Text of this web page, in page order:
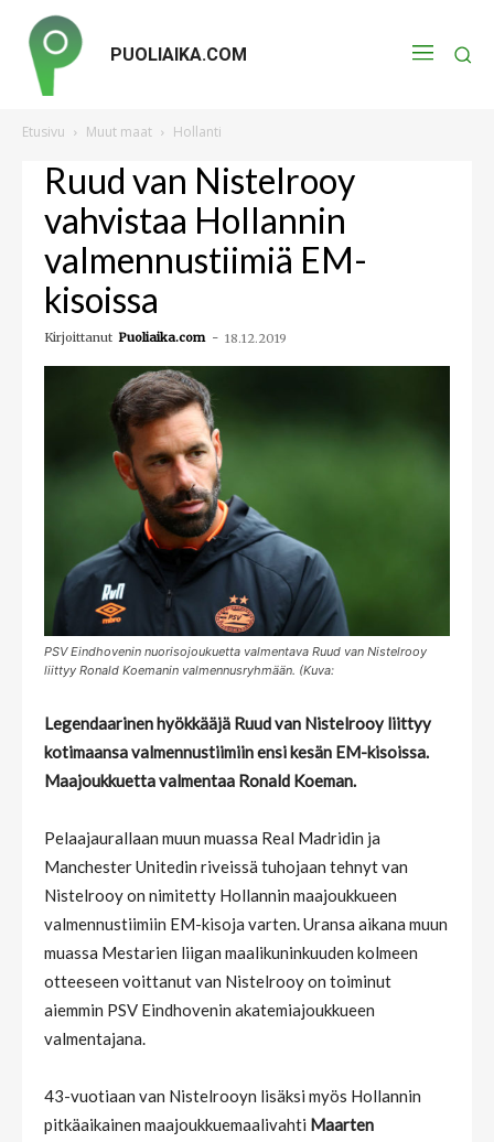
PUOLIAIKA.COM
Etusivu Muut maat Hollanti
Ruud van Nistelrooy
vahvistaa Hollannin
valmennustiimiä EM-
kisoissa
Kirjoittanut Puoliaika.com - 18.12.2019
PSV Eindhovenin nuorisojoukuetta valmentava Ruud van Nistelrooy
liittyy Ronald Koemanin valmennusryhmään. (Kuva:
Legendaarinen hyökkääjä Ruud van Nistelrooy liittyy
kotimaansa valmennustiimiin ensi kesän EM-kisoissa.
Maajoukkuetta valmentaa Ronald Koeman.
Pelaajaurallaan muun muassa Real Madridin ja
Manchester Unitedin riveissä tuhojaan tehnyt van
Nistelrooy on nimitetty Hollannin maajoukkueen
valmennustiimiin EM-kisoja varten. Uransa aikana muun
muassa Mestarien liigan maalikuninkuuden kolmeen
otteeseen voittanut van Nistelrooy on toiminut
aiemmin PSV Eindhovenin akatemiajoukkueen
valmentajana.
43-vuotiaan van Nistelrooyn lisäksi myös Hollannin
pitkäaikainen maajoukkuemaalivahti Maarten